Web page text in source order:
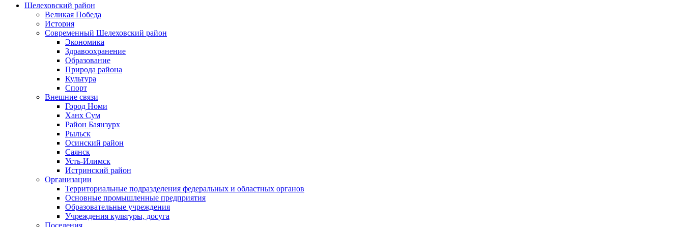
Шелеховский район
Великая Победа
История
Современный Шелеховский район
Экономика
Здравоохранение
Образование
Природа района
Культура
Спорт
Внешние связи
Город Номи
Ханх Сум
Район Баянзурх
Рыльск
Осинский район
Саянск
Усть-Илимск
Истринский район
Организации
Территориальные подразделения федеральных и областных органов
Основные промышленные предприятия
Образовательные учреждения
Учреждения культуры, досуга
Поселения